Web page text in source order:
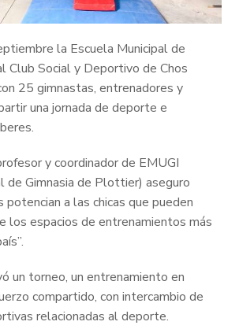
la Escuela Municipal de
Club Social y Deportivo de Chos
25 gimnastas, entrenadores y
una jornada de deporte e
y coordinador de EMUGI
de Gimnasia de Plottier) aseguro
potencian a las chicas que pueden
los espacios de entrenamientos más
un torneo, un entrenamiento en
compartido, con intercambio de
relacionadas al deporte.